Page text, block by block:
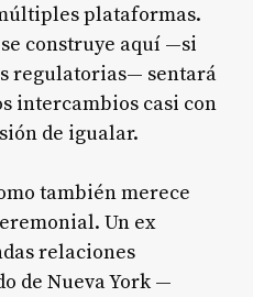
plataformas.
construye aquí —si
regulatorias— sentará
intercambios casi con
de igualar.
también merece
Un ex
relaciones
de Nueva York —